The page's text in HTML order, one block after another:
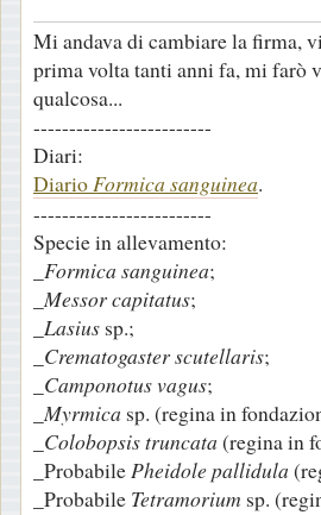
Mi andava di cambiare la firma,
prima volta tanti anni fa, mi farò
qualcosa...
-------------------------
Diari:
DiarioFormica sanguinea.
-------------------------
Specie in allevamento:
Formica sanguinea;
Messor capitatus;
Lasius sp.;
Crematogaster scutellaris;
Camponotus vagus;
Myrmica sp. (regina in
Colobopsis truncata (regina in
_ProbabilePheidole pallidula
_Probabile Tetramorium sp.